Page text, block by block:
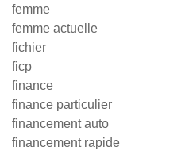
femme
femme actuelle
fichier
ficp
finance
finance particulier
financement auto
financement rapide